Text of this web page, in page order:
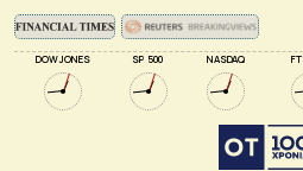
DOW JONES SP 500 NASDAQ